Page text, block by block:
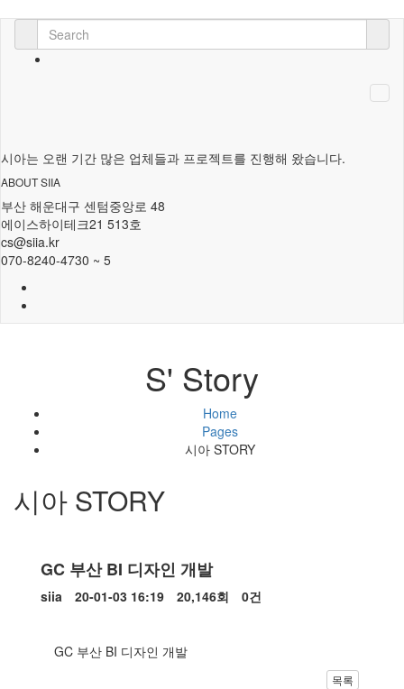
시아는 오랜 기간 많은 업체들과 프로젝트를 진행해 왔습니다.
ABOUT SIIA
부산 해운대구 센텀중앙로 48
에이스하이테크21 513호
cs@siia.kr
070-8240-4730 ~ 5
S' Story
Home
Pages
시아 STORY
시아 STORY
GC 부산 BI 디자인 개발
페
지
작
siia
작
20-01-03 16:19
조
20,146회
댓
0건
본
문
GC 부산 BI 디자인 개발
목록